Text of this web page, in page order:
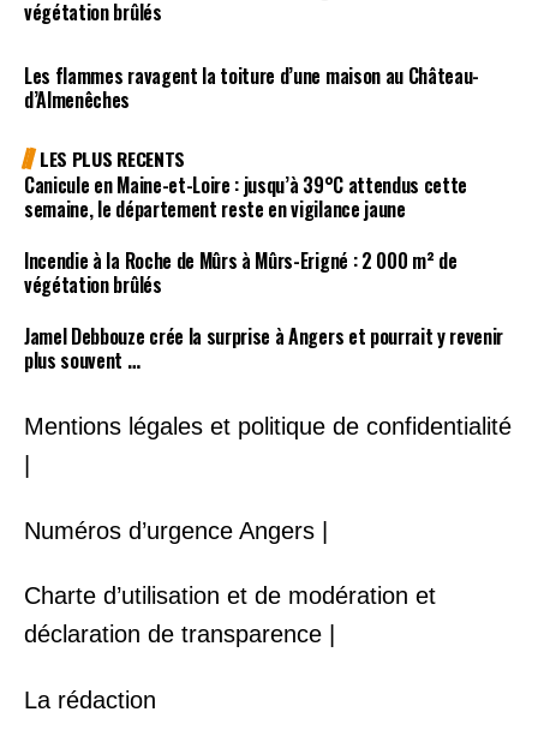
végétation brûlés
Les flammes ravagent la toiture d’une maison au Château-
d’Almenêches
LES PLUS RECENTS
Canicule en Maine-et-Loire : jusqu’à 39°C attendus cette
semaine, le département reste en vigilance jaune
Incendie à la Roche de Mûrs à Mûrs-Erigné : 2 000 m² de
végétation brûlés
Jamel Debbouze crée la surprise à Angers et pourrait y revenir
plus souvent …
Mentions légales et politique de confidentialité
Numéros d’urgence Angers |
Charte d’utilisation et de modération et
déclaration de transparence |
La rédaction